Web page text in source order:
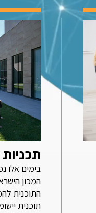
בימים אלו
תוכנית